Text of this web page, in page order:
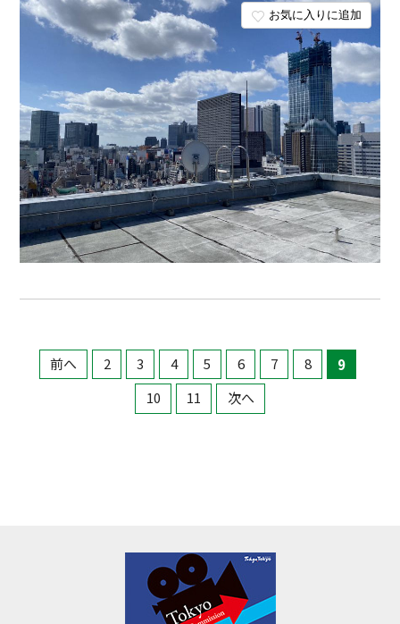
お気に入りに追加
前へ 2 3 4 5 6 7 8
9
10
11 次へ